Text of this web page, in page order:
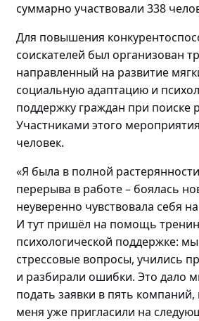
суммарно участвовали 338
Для повышения
соискателей был организован
направленный на развитие
социальную адаптацию и
поддержку граждан при поиске
Участниками этого
человек.
«Я была в полной
перерыва в работе – боялась
неуверенно чувствовала себя
И тут пришёл на помощь т
психологической поддержке:
стрессовые вопросы, учились
и разбирали ошибки. Это дало
подать заявки в пять компаний,
меня уже пригласили на